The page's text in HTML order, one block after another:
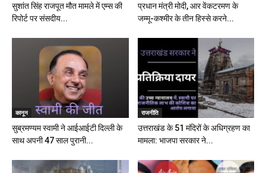
सुशांत सिंह राजपूत मौत मामले में एम्स की
रिपोर्ट पर संसदीय...
प्रधान मंत्री मोदी, आर वेंकटरमण के
जम्मू-कश्मीर के तीन हिस्से करने...
कानून
सुब्रमण्यम स्वामी ने आईआईटी दिल्ली के
साथ अपनी 47 साल पुरानी...
राजनीति
उत्तराखंड के 51 मंदिरों के अधिग्रहण का
मामला: भाजपा सरकार ने...